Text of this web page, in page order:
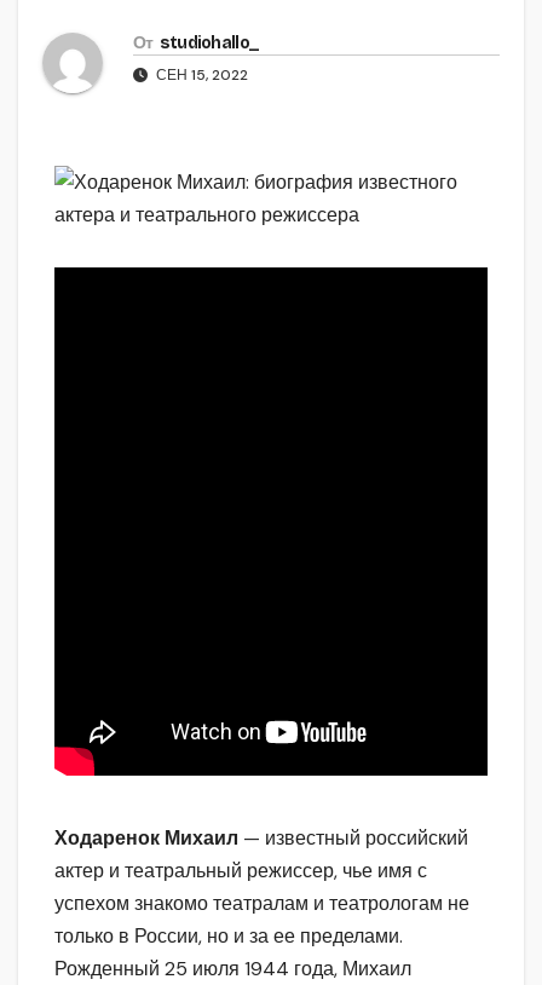
От studiohallo_
СЕН 15, 2022
Ходаренок Михаил — известный российский
актер и театральный режиссер, чье имя с
успехом знакомо театралам и театрологам не
только в России, но и за ее пределами.
Рожденный 25 июля 1944 года, Михаил